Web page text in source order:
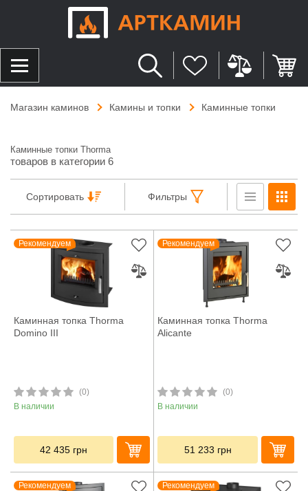
Магазин каминов Камины и топки Каминные топки
Каминные топки Thorma
товаров в категории 6
Сортировать Фильтры
Рекомендуем
Каминная топка Thorma
Domino III
(0)
В наличии
42 435 грн
Рекомендуем
Каминная топка Thorma
Alicante
(0)
В наличии
51 233 грн
Рекомендуем Рекомендуем